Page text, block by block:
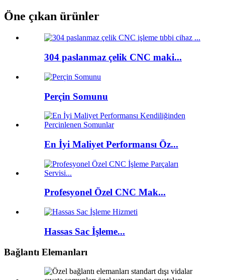
Öne çıkan ürünler
304 paslanmaz çelik CNC maki...
Perçin Somunu
En İyi Maliyet Performansı Öz...
Profesyonel Özel CNC Mak...
Hassas Sac İşleme...
Bağlantı Elemanları